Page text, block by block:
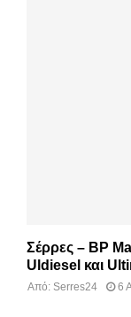
Σέρρες – BP
Uldiesel και
Από: Serres24 6